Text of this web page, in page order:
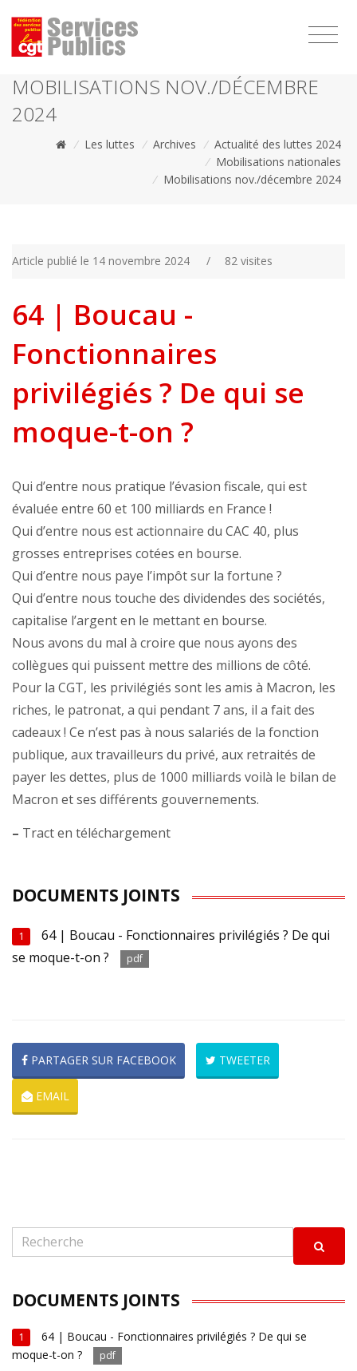
MOBILISATIONS NOV./DÉCEMBRE
2024
/ Les luttes / Archives / Actualité des luttes 2024
/ Mobilisations nationales
/ Mobilisations nov./décembre 2024
Article publié le 14 novembre 2024 / 82 visites
64 | Boucau -
Fonctionnaires
privilégiés ? De qui se
moque-t-on ?
Qui d’entre nous pratique l’évasion fiscale, qui est
évaluée entre 60 et 100 milliards en France !
Qui d’entre nous est actionnaire du CAC 40, plus
grosses entreprises cotées en bourse.
Qui d’entre nous paye l’impôt sur la fortune ?
Qui d’entre nous touche des dividendes des sociétés,
capitalise l’argent en le mettant en bourse.
Nous avons du mal à croire que nous ayons des
collègues qui puissent mettre des millions de côté.
Pour la CGT, les privilégiés sont les amis à Macron, les
riches, le patronat, a qui pendant 7 ans, il a fait des
cadeaux ! Ce n’est pas à nous salariés de la fonction
publique, aux travailleurs du privé, aux retraités de
payer les dettes, plus de 1000 milliards voilà le bilan de
Macron et ses différents gouvernements.
– Tract en téléchargement
DOCUMENTS JOINTS
1
64 | Boucau - Fonctionnaires privilégiés ? De qui
se moque-t-on ?
pdf
PARTAGER SUR FACEBOOK TWEETER
EMAIL
DOCUMENTS JOINTS
1
64 | Boucau - Fonctionnaires privilégiés ? De qui se
moque-t-on ?
pdf